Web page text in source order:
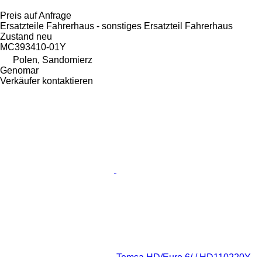
Preis auf Anfrage
Ersatzteile Fahrerhaus - sonstiges Ersatzteil Fahrerhaus
Zustand neu
MC393410-01Y
Polen, Sandomierz
Genomar
Verkäufer kontaktieren